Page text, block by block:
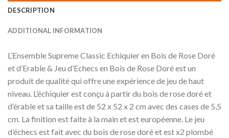
DESCRIPTION
ADDITIONAL INFORMATION
L’Ensemble Supreme Classic Echiquier en Bois de Rose Doré
et d’Erable & Jeu d’Echecs en Bois de Rose Doré est un
produit de qualité qui offre une expérience de jeu de haut
niveau. L’échiquier est conçu à partir du bois de rose doré et
d’érable et sa taille est de 52 x 52 x 2 cm avec des cases de 5,5
cm. La finition est faite à la main et est européenne. Le jeu
d’échecs est fait avec du bois de rose doré et est x2 plombé